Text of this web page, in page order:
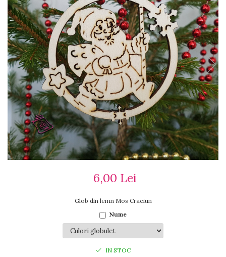
Ceasuri cu rama foto
Ceasuri meserii
Ceasuri logo
Ceasuri de perete animalute
Ceasuri decorative
Ceasuri evenimente
Ceasuri gravate
Ceasuri hobby
Ceasuri mașini
Ceasuri moto
Brelocuri personalizate
Breloc mașină
Breloc moto
6,00 Lei
Glob din lemn Mos Craciun
Nume
IN STOC